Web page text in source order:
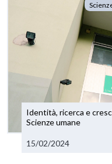
Identità, ricerca e
Scienze umane
15/02/2024